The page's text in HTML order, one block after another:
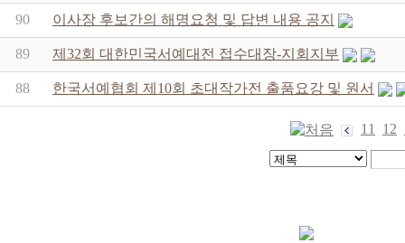
90 이사장 후보간의 해명요청 및 답변 내용 공지
89 제32회 대한민국서예대전 접수대장-지회지부
88 한국서예협회 제10회 초대작가전 출품요강 및 원서
11 12